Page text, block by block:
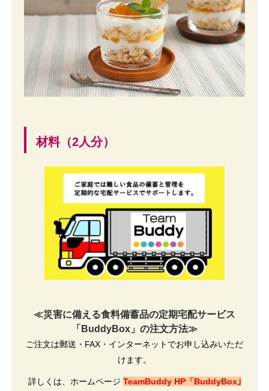
材料（2人分）
≪災害に備える食料備蓄品の定期宅配サービス
「BuddyBox」の注文方法≫
ご注文は郵送・FAX・インターネットでお申し込みいただ
けます。
詳しくは、ホームページ TeamBuddy HP「BuddyBox｣